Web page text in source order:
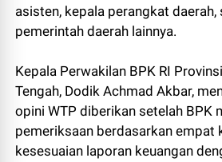
asisten, kepala perangkat daerah,
pemerintah daerah lainnya.
Kepala Perwakilan BPK RI
Tengah, Dodik Achmad Akbar,
opini WTP diberikan setelah BPK
pemeriksaan berdasarkan empat
kesesuaian laporan keuangan